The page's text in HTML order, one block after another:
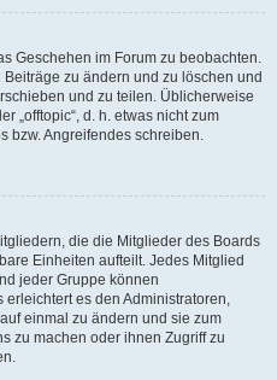
Geschehen im Forum zu beobachten.
zu ändern und zu löschen und
und zu teilen. Üblicherweise
„offtopic“, d. h. etwas nicht zum
bzw. Angreifendes schreiben.
die die Mitglieder des Boards
Einheiten aufteilt. Jedes Mitglied
jeder Gruppe können
es den Administratoren,
einmal zu ändern und sie zum
zu machen oder ihnen Zugriff zu